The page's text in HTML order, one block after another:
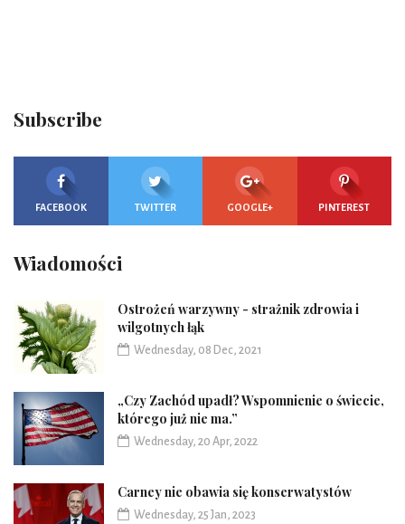
Subscribe
FACEBOOK TWITTER GOOGLE+ PINTEREST
Wiadomości
Ostrożeń warzywny - strażnik zdrowia i
wilgotnych łąk
Wednesday, 08 Dec, 2021
„Czy Zachód upadł? Wspomnienie o świecie,
którego już nie ma.”
Wednesday, 20 Apr, 2022
Carney nie obawia się konserwatystów
Wednesday, 25 Jan, 2023